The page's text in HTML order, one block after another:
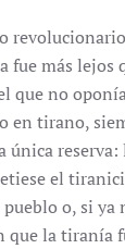
fue más lejos
que no
tirano,
única
el
o, si
que la tiranía